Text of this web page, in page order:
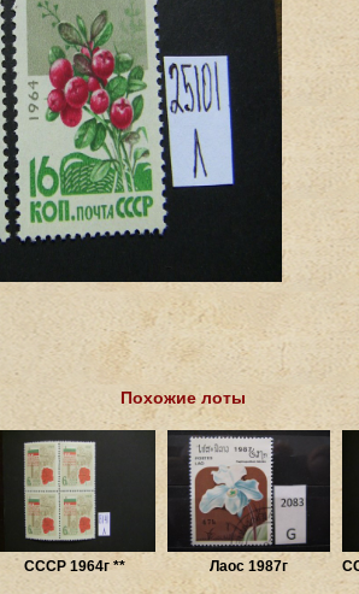
Похожие лоты
СССР 1964г ** Лаос 1987г